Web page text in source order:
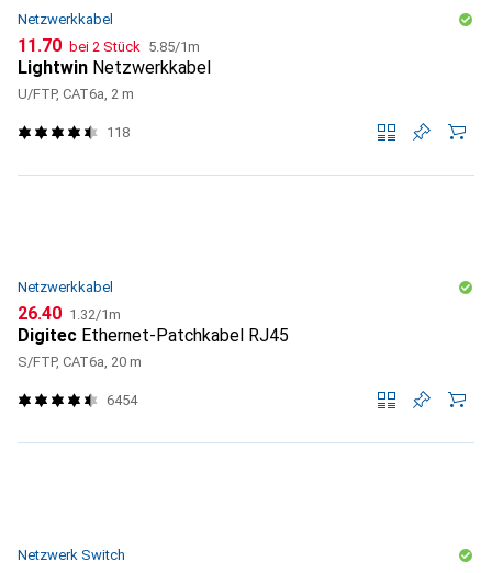
Netzwerkkabel
CHF
11.70 bei 2 Stück CHF
5.85/1m
Lightwin Netzwerkkabel
U/FTP, CAT6a, 2 m
118
Netzwerkkabel
CHF
26.40 CHF
1.32/1m
Digitec Ethernet-Patchkabel RJ45
S/FTP, CAT6a, 20 m
6454
Netzwerk Switch